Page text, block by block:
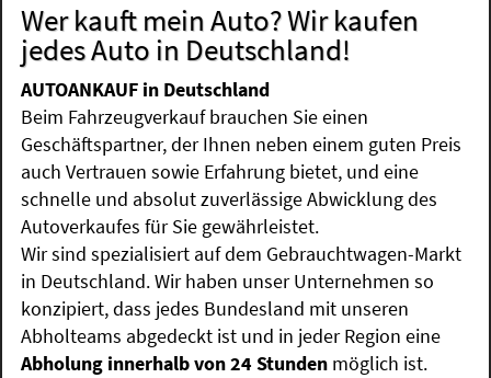
Wer kauft mein Auto? Wir kaufen
jedes Auto in Deutschland!
AUTOANKAUF in Deutschland
Beim Fahrzeugverkauf brauchen Sie einen
Geschäftspartner, der Ihnen neben einem guten Preis
auch Vertrauen sowie Erfahrung bietet, und eine
schnelle und absolut zuverlässige Abwicklung des
Autoverkaufes für Sie gewährleistet.
Wir sind spezialisiert auf dem Gebrauchtwagen-Markt
in Deutschland. Wir haben unser Unternehmen so
konzipiert, dass jedes Bundesland mit unseren
Abholteams abgedeckt ist und in jeder Region eine
Abholung innerhalb von 24 Stunden möglich ist.